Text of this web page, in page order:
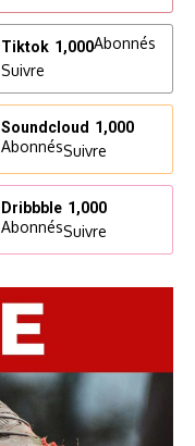
Tiktok 1,000Abonnés
Suivre
Soundcloud 1,000
AbonnésSuivre
Dribbble 1,000
AbonnésSuivre